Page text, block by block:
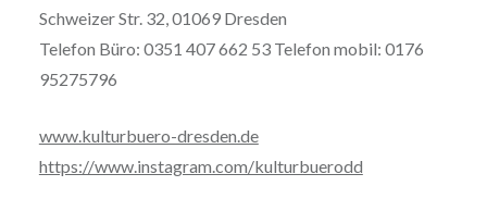
Schweizer Str. 32, 01069 Dresden
Telefon Büro: 0351 407 662 53 Telefon mobil: 0176
95275796
www.kulturbuero-dresden.de
https://www.instagram.com/kulturbuerodd